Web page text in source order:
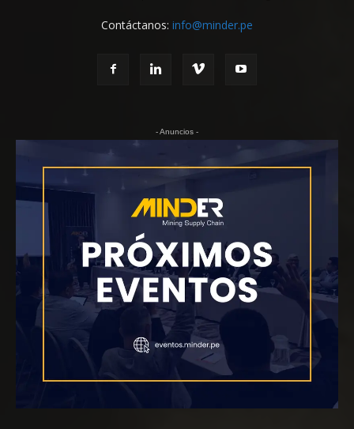
Contáctanos: info@minder.pe
- Anuncios -